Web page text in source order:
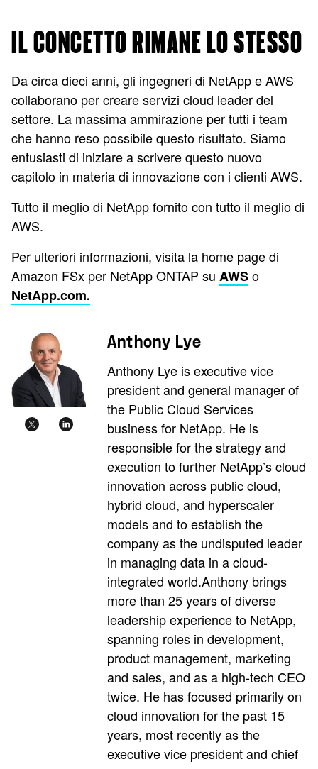
IL CONCETTO RIMANE LO STESSO
Da circa dieci anni, gli ingegneri di NetApp e AWS
collaborano per creare servizi cloud leader del
settore. La massima ammirazione per tutti i team
che hanno reso possibile questo risultato. Siamo
entusiasti di iniziare a scrivere questo nuovo
capitolo in materia di innovazione con i clienti AWS.
Tutto il meglio di NetApp fornito con tutto il meglio di
AWS.
Per ulteriori informazioni, visita la home page di
Amazon FSx per NetApp ONTAP su AWSo
NetApp.com.
Anthony Lye
Anthony Lye is executive vice
president and general manager of
the Public Cloud Services
business for NetApp. He is
responsible for the strategy and
execution to further NetApp’s cloud
innovation across public cloud,
hybrid cloud, and hyperscaler
models and to establish the
company as the undisputed leader
in managing data in a cloud-
integrated world.Anthony brings
more than 25 years of diverse
leadership experience to NetApp,
spanning roles in development,
product management, marketing
and sales, and as a high-tech CEO
twice. He has focused primarily on
cloud innovation for the past 15
years, most recently as the
executive vice president and chief